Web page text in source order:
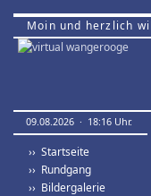
Moin und herzlich
09.08.2026 · 18:16 Uhr.
›› Startseite
›› Rundgang
›› Bildergalerie